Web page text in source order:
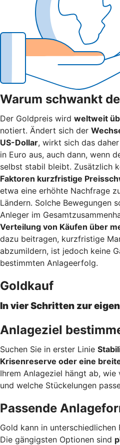
Warum schwankt
Der Goldpreis wird weltweit
notiert. Ändert sich der
US-Dollar, wirkt sich das
in Euro aus, auch dann, wenn
selbst stabil bleibt. Zusätzlich
Faktoren kurzfristige
etwa eine erhöhte Nachfrage
Ländern. Solche Bewegungen
Anleger im
Verteilung von Käufen über
dazu beitragen, kurzfristige
abzumildern, ist jedoch keine
bestimmten Anlageerfolg.
Goldkauf
In vier Schritten zur
Anlageziel
Suchen Sie in erster Linie
Krisenreserve oder eine
Ihrem Anlageziel hängt ab,
und welche Stückelungen
Passende
Gold kann in unterschiedlichen
Die gängigsten Optionen sind